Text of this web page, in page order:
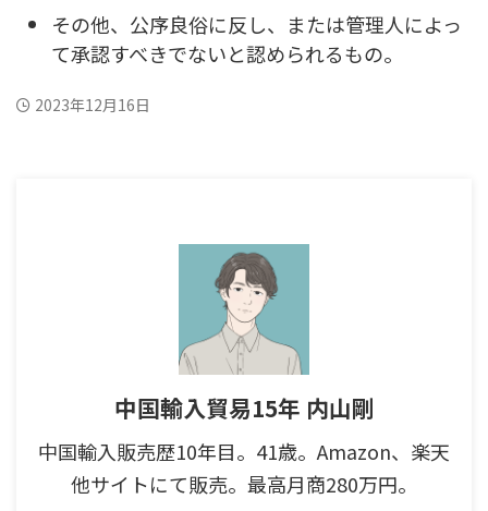
その他、公序良俗に反し、または管理人によっ
て承認すべきでないと認められるもの。
2023年12月16日
中国輸入貿易15年 内山剛
中国輸入販売歴10年目。41歳。Amazon、楽天
他サイトにて販売。最高月商280万円。